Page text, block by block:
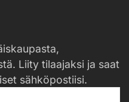
Liity tilaajaksi ja saat
sähköpostiisi.